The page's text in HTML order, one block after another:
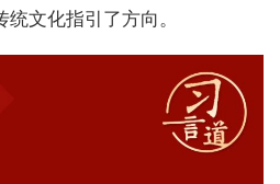
文化指引了方向。